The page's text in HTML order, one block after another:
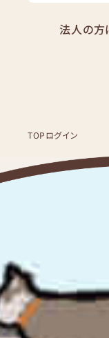
法人の方
TOPログイン